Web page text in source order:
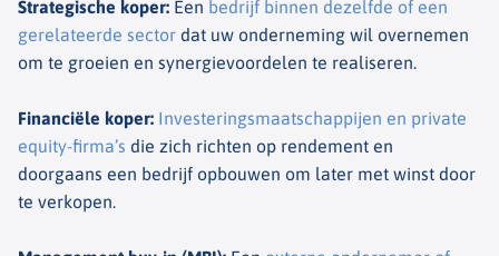
Strategische koper: Een bedrijf binnen dezelfde of een
gerelateerde sector dat uw onderneming wil overnemen
om te groeien en synergievoordelen te realiseren.
Financiële koper: Investeringsmaatschappijen en private
equity-firma’s die zich richten op rendement en
doorgaans een bedrijf opbouwen om later met winst door
te verkopen.